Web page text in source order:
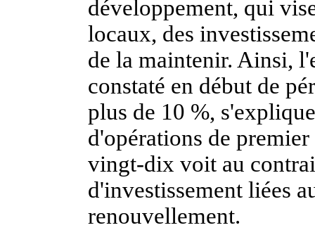
développement, qui
locaux, des
de la maintenir. Ainsi,
constaté en début de
plus de 10 %,
d'opérations de
vingt-dix voit au
d'investissement liées
renouvellement.